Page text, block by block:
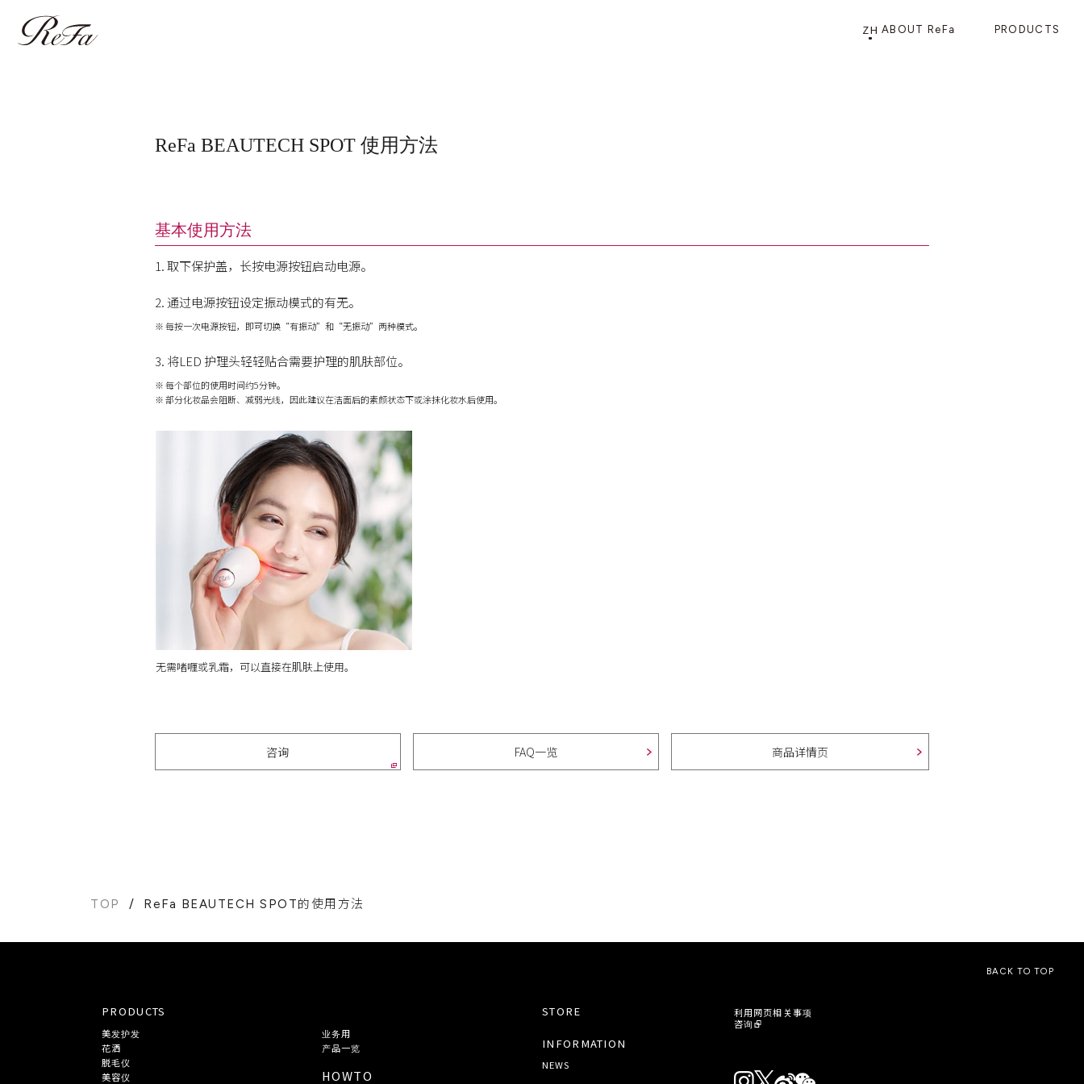
ZH ABOUT ReFa PRODUCTS
ReFa BEAUTECH SPOT 使用方法
基本使用方法
1. 取下保护盖，长按电源按钮启动电源。
2. 通过电源按钮设定振动模式的有无。
※ 每按一次电源按钮，即可切换“有振动”和“无振动”两种模式。
3. 将LED 护理头轻轻贴合需要护理的肌肤部位。
※ 每个部位的使用时间约5分钟。
※ 部分化妆品会阻断、减弱光线，因此建议在洁面后的素颜状态下或涂抹化妆水后使用。
无需啫喱或乳霜，可以直接在肌肤上使用。
咨询 FAQ一览 商品详情页
TOP ReFa BEAUTECH SPOT的使用方法
BACK TO TOP
PRODUCTS
美发护发
花洒
脱毛仪
美容仪
业务用
产品一览
HOWTO
STORE
INFORMATION
NEWS
利用网页相关事项
咨询